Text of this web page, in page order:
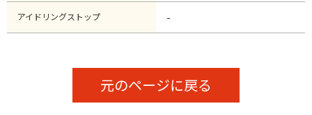
アイドリングストップ -
元のページに戻る